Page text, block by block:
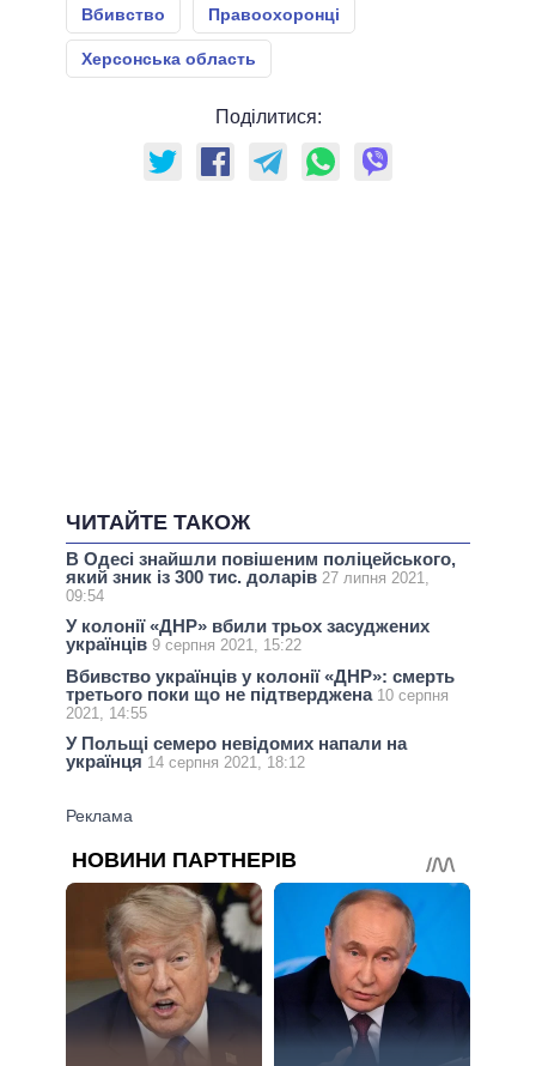
Вбивство Правоохоронці
Херсонська область
Поділитися:
ЧИТАЙТЕ ТАКОЖ
В Одесі знайшли повішеним поліцейського,
який зник із 300 тис. доларів 27 липня 2021,
09:54
У колонії «ДНР» вбили трьох засуджених
українців 9 серпня 2021, 15:22
Вбивство українців у колонії «ДНР»: смерть
третього поки що не підтверджена 10 серпня
2021, 14:55
У Польщі семеро невідомих напали на
українця 14 серпня 2021, 18:12